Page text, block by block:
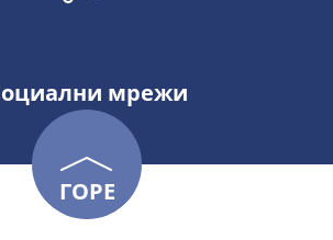
мрежи
ГОРЕ